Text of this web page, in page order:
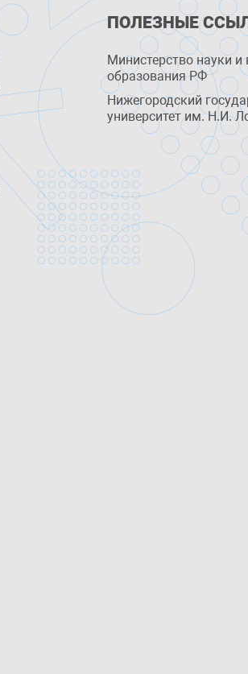
ПОЛЕЗНЫЕ
Министерство науки
образования РФ
Нижегородский
университет им. Н.И.